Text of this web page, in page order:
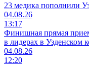
23 медика пополнили
04.08.26
13:17
Финишная прямая
в лидерах в Узденском
04.08.26
12:20